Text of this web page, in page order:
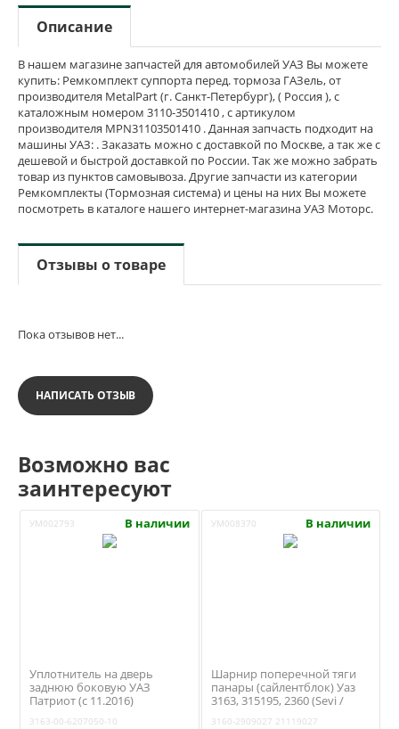
Описание
В нашем магазине запчастей для автомобилей УАЗ Вы можете
купить: Ремкомплект суппорта перед. тормоза ГАЗель, от
производителя MetalPart (г. Санкт-Петербург), ( Россия ), с
каталожным номером 3110-3501410 , с артикулом
производителя МРN31103501410 . Данная запчасть подходит на
машины УАЗ: . Заказать можно с доставкой по Москве, а так же с
дешевой и быстрой доставкой по России. Так же можно забрать
товар из пунктов самовывоза. Другие запчасти из категории
Ремкомплекты (Тормозная система) и цены на них Вы можете
посмотреть в каталоге нашего интернет-магазина УАЗ Моторс.
Отзывы о товаре
Пока отзывов нет...
НАПИСАТЬ ОТЗЫВ
Возможно вас
заинтересуют
УМ002793 В наличии
Уплотнитель на дверь
заднюю боковую УАЗ
Патриот (с 11.2016)
3163-00-6207050-10
УМ008370 В наличии
Шарнир поперечной тяги
панары (сайлентблок) Уаз
3163, 315195, 2360 (Sevi /
3160-2909027 21119027